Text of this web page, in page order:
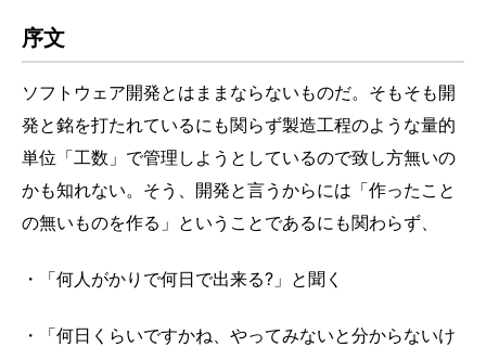
序文
ソフトウェア開発とはままならないものだ。そもそも開
発と銘を打たれているにも関らず製造工程のような量的
単位「工数」で管理しようとしているので致し方無いの
かも知れない。そう、開発と言うからには「作ったこと
の無いものを作る」ということであるにも関わらず、
・「何人がかりで何日で出来る?」と聞く
・「何日くらいですかね、やってみないと分からないけ